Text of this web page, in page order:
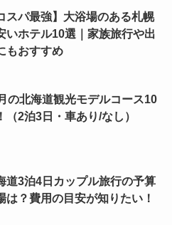
スパ最強】大浴場のある札幌
いホテル10選｜家族旅行や出
もおすすめ
の北海道観光モデルコース10
（2泊3日・車あり/なし）
道3泊4日カップル旅行の予算
は？費用の目安が知りたい！